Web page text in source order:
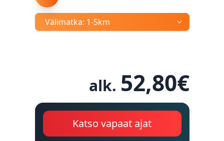
Välimatka: 1-5km
alk. 52,80€
Katso vapaat ajat